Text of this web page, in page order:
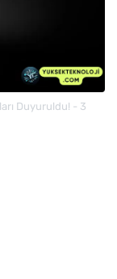
Duyuruldu! - 3